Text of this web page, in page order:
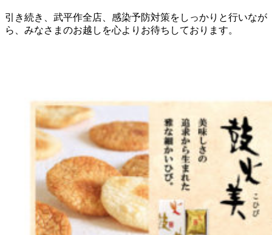
引き続き、武平作全店、感染予防対策をしっかりと行いなが
ら、みなさまのお越しを心よりお待ちしております。